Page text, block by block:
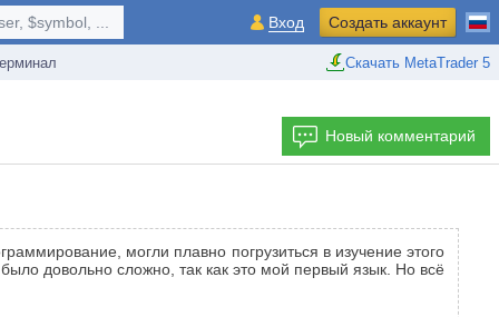
Скачать MetaTrader 5
$symbol, ... Вход Создать аккаунт
Новый комментарий
могли плавно погрузиться в изучение этого
довольно сложно, так как это мой первый язык. Но всё